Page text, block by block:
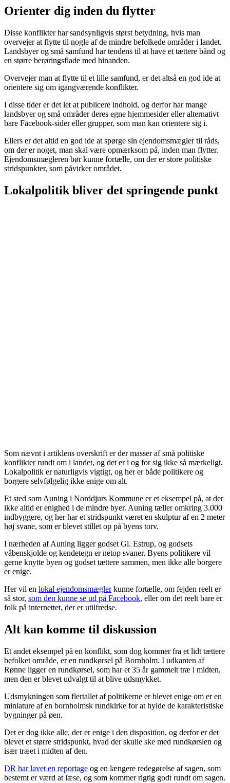
Orienter dig inden du flytter
Disse konflikter har sandsynligvis størst betydning, hvis man
overvejer at flytte til nogle af de mindre befolkede områder i landet.
Landsbyer og små samfund har tendens til at have et tættere bånd og
en større berøringsflade med hinanden.
Overvejer man at flytte til et lille samfund, er det altså en god ide at
orientere sig om igangværende konflikter.
I disse tider er det let at publicere indhold, og derfor har mange
landsbyer og små områder deres egne hjemmesider eller alternativt
bare Facebook-sider eller grupper, som man kan orientere sig i.
Ellers er det altid en god ide at spørge sin ejendomsmægler til råds,
om der er noget, man skal være opmærksom på, inden man flytter.
Ejendomsmægleren bør kunne fortælle, om der er store politiske
stridspunkter, som påvirker området.
Lokalpolitik bliver det springende punkt
Som nævnt i artiklens overskrift er der masser af små politiske
konflikter rundt om i landet, og det er i og for sig ikke så mærkeligt.
Lokalpolitik er naturligvis vigtigt, og her er både politikere og
borgere selvfølgelig ikke enige om alt.
Et sted som Auning i Norddjurs Kommune er et eksempel på, at der
ikke altid er enighed i de mindre byer. Auning tæller omkring 3.000
indbyggere, og her har et stridspunkt været en skulptur af en 2 meter
høj svane, som er blevet stillet op på byens torv.
I nærheden af Auning ligger godset Gl. Estrup, og godsets
våbenskjolde og kendetegn er netop svaner. Byens politikere vil
gerne knytte byen og godset tættere sammen, men ikke alle borgere
er enige.
Her vil en lokal ejendomsmæglerkunne fortælle, om fejden reelt er
så stor, som den kunne se ud på Facebook, eller om det reelt bare er
folk på internettet, der er utilfredse.
Alt kan komme til diskussion
Et andet eksempel på en konflikt, som dog kommer fra et lidt tættere
befolket område, er en rundkørsel på Bornholm. I udkanten af
Rønne ligger en rundkørsel, som har et 35 år gammelt træ i midten,
men den er blevet udvalgt til at blive udsmykket.
Udsmykningen som flertallet af politikerne er blevet enige om er en
miniature af en bornholmsk rundkirke for at hylde de karakteristiske
bygninger på øen.
Det er dog ikke alle, der er enige i den disposition, og derfor er det
blevet et større stridspunkt, hvad der skulle ske med rundkørslen og
især træet i midten af den.
DR har lavet en reportage og en længere redegørelse af sagen, som
bestemt er værd at læse, og som kommer rigtig godt rundt om sagen.